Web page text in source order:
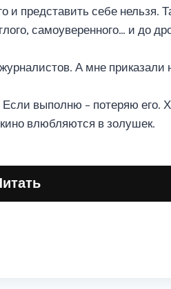
и представить себе нельзя.
самоуверенного… и до
А мне приказали
выполню – потеряю его.
влюбляются в золушек.